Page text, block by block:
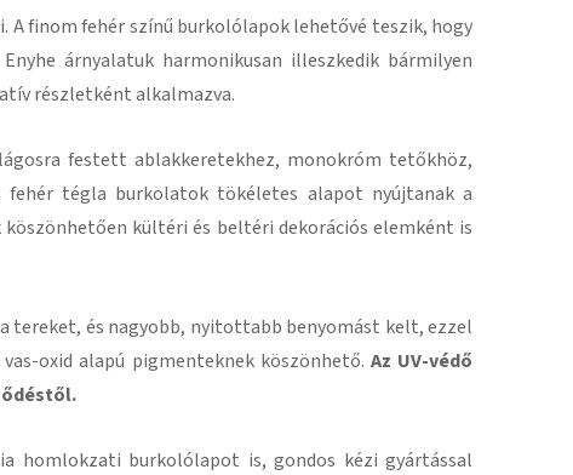
A finom fehér színű burkolólapok lehetővé teszik, hogy
árnyalatuk harmonikusan illeszkedik bármilyen
részletként alkalmazva.
festett ablakkeretekhez, monokróm tetőkhöz,
tégla burkolatok tökéletes alapot nyújtanak a
kültéri és beltéri dekorációs elemként is
tereket, és nagyobb, nyitottabb benyomást kelt, ezzel
oxid alapú pigmenteknek köszönhető. Az UV-védő
homlokzati burkolólapot is, gondos kézi gyártással